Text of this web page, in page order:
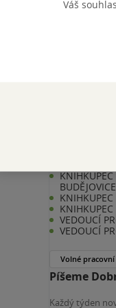
appce
tisíce knih
KNIHKUPEC
BUDĚJOVICE
KNIHKUPEC
VEDOUCÍ
VEDOUCÍ
Volné pracovní
Píšeme
Každý týden
Váš